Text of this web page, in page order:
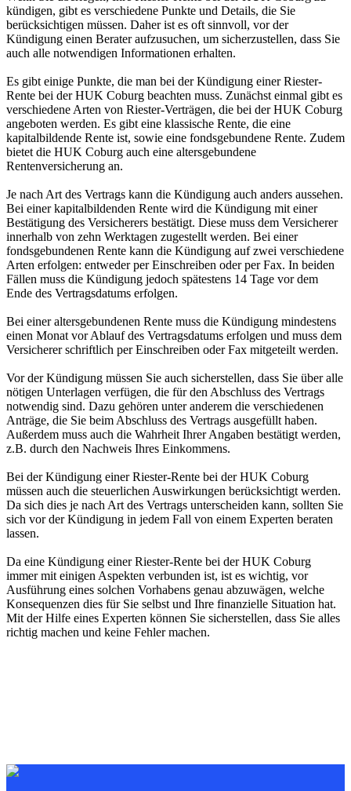
kündigen, gibt es verschiedene Punkte und Details, die Sie
berücksichtigen müssen. Daher ist es oft sinnvoll, vor der
Kündigung einen Berater aufzusuchen, um sicherzustellen, dass Sie
auch alle notwendigen Informationen erhalten.
Es gibt einige Punkte, die man bei der Kündigung einer Riester-
Rente bei der HUK Coburg beachten muss. Zunächst einmal gibt es
verschiedene Arten von Riester-Verträgen, die bei der HUK Coburg
angeboten werden. Es gibt eine klassische Rente, die eine
kapitalbildende Rente ist, sowie eine fondsgebundene Rente. Zudem
bietet die HUK Coburg auch eine altersgebundene
Rentenversicherung an.
Je nach Art des Vertrags kann die Kündigung auch anders aussehen.
Bei einer kapitalbildenden Rente wird die Kündigung mit einer
Bestätigung des Versicherers bestätigt. Diese muss dem Versicherer
innerhalb von zehn Werktagen zugestellt werden. Bei einer
fondsgebundenen Rente kann die Kündigung auf zwei verschiedene
Arten erfolgen: entweder per Einschreiben oder per Fax. In beiden
Fällen muss die Kündigung jedoch spätestens 14 Tage vor dem
Ende des Vertragsdatums erfolgen.
Bei einer altersgebundenen Rente muss die Kündigung mindestens
einen Monat vor Ablauf des Vertragsdatums erfolgen und muss dem
Versicherer schriftlich per Einschreiben oder Fax mitgeteilt werden.
Vor der Kündigung müssen Sie auch sicherstellen, dass Sie über alle
nötigen Unterlagen verfügen, die für den Abschluss des Vertrags
notwendig sind. Dazu gehören unter anderem die verschiedenen
Anträge, die Sie beim Abschluss des Vertrags ausgefüllt haben.
Außerdem muss auch die Wahrheit Ihrer Angaben bestätigt werden,
z.B. durch den Nachweis Ihres Einkommens.
Bei der Kündigung einer Riester-Rente bei der HUK Coburg
müssen auch die steuerlichen Auswirkungen berücksichtigt werden.
Da sich dies je nach Art des Vertrags unterscheiden kann, sollten Sie
sich vor der Kündigung in jedem Fall von einem Experten beraten
lassen.
Da eine Kündigung einer Riester-Rente bei der HUK Coburg
immer mit einigen Aspekten verbunden ist, ist es wichtig, vor
Ausführung eines solchen Vorhabens genau abzuwägen, welche
Konsequenzen dies für Sie selbst und Ihre finanzielle Situation hat.
Mit der Hilfe eines Experten können Sie sicherstellen, dass Sie alles
richtig machen und keine Fehler machen.